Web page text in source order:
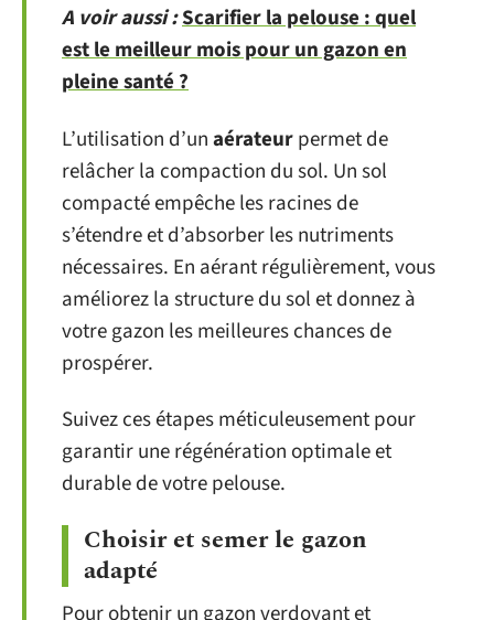
A voir aussi :Scarifier la pelouse : quel
est le meilleur mois pour un gazon en
pleine santé ?
L’utilisation d’unaérateurpermet de
relâcher la compaction du sol. Un sol
compacté empêche les racines de
s’étendre et d’absorber les nutriments
nécessaires. En aérant régulièrement, vous
améliorez la structure du sol et donnez à
votre gazon les meilleures chances de
prospérer.
Suivez ces étapes méticuleusement pour
garantir une régénération optimale et
durable de votre pelouse.
Choisir et semer le gazon
adapté
Pour obtenir un gazon verdoyant et